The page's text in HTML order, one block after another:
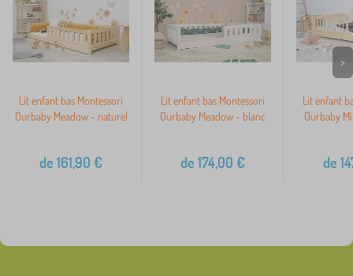
Lit enfant bas Montessori
Ourbaby Meadow - naturel
de 161,90 €
Lit enfant bas Montessori
Ourbaby Meadow - blanc
de 174,00 €
Lit enfant
Ourbaby
de
>